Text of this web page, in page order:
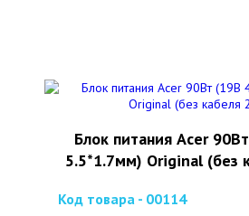
Блок питания Acer
5.5*1.7мм) Original (без
Код товара - 00114